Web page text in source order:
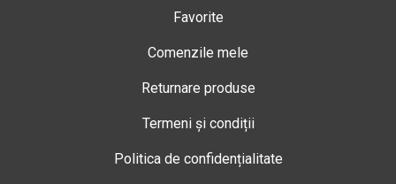
Favorite
Comenzile mele
Returnare produse
Termeni și condiții
Politica de confidențialitate